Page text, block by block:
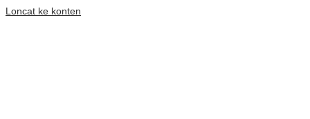
Loncat ke konten